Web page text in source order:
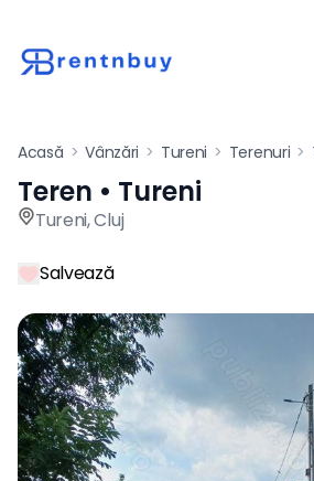
Acasă > Vânzări > Tureni > Terenuri >
Teren de
Teren • Tureni
Tureni,Cluj
Salvează